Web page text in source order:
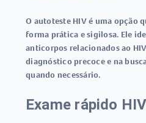
O autoteste HIVé uma opção
forma prática e sigilosa. Ele
anticorpos relacionados ao
diagnóstico precoce e na
quando necessário.
Exame rápido